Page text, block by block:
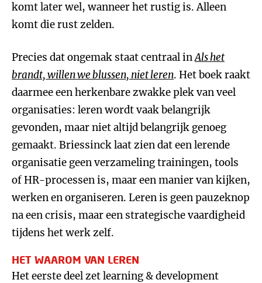
komt later wel, wanneer het rustig is. Alleen
komt die rust zelden.
Precies dat ongemak staat centraal inAls het
brandt, willen we blussen, niet leren. Het boek raakt
daarmee een herkenbare zwakke plek van veel
organisaties: leren wordt vaak belangrijk
gevonden, maar niet altijd belangrijk genoeg
gemaakt. Briessinck laat zien dat een lerende
organisatie geen verzameling trainingen, tools
of HR-processen is, maar een manier van kijken,
werken en organiseren. Leren is geen pauzeknop
na een crisis, maar een strategische vaardigheid
tijdens het werk zelf.
HET WAAROM VAN LEREN
Het eerste deel zet learning & development